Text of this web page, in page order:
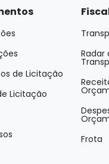
de Licitação
Licitação
Radar
Frota